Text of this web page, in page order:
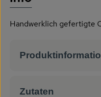
Handwerklich gefertigte
Zutaten